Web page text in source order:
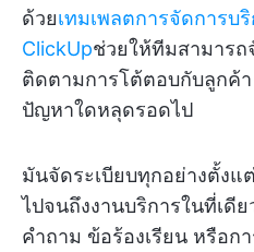
ด้วยเทมเพลตการจัดการบ
ClickUpช่วยให้ทีมสามาร
ติดตามการโต้ตอบกับลูกค้
ปัญหาใดหลุดรอดไป
มันจัดระเบียบทุกอย่างตั้ง
ไปจนถึงงานบริการในที่เดี
คำถาม ข้อร้องเรียน หรือก